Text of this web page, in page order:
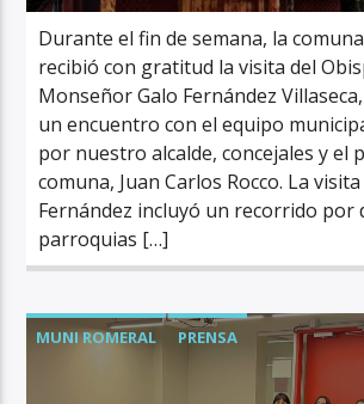
Durante el fin de semana, la
recibió con gratitud la visita del
Monseñor Galo Fernández
un encuentro con el equipo
por nuestro alcalde, concejales y el
comuna, Juan Carlos Rocco. La
Fernández incluyó un recorrido por
parroquias […]
MUNI ROMERAL PRENSA